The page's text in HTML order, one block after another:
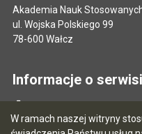
W ramach naszej witryny
Akademia Nauk
ul. Wojska Polskiego 99
78-600 Wałcz
Informacje o
Instrukcja obsługi